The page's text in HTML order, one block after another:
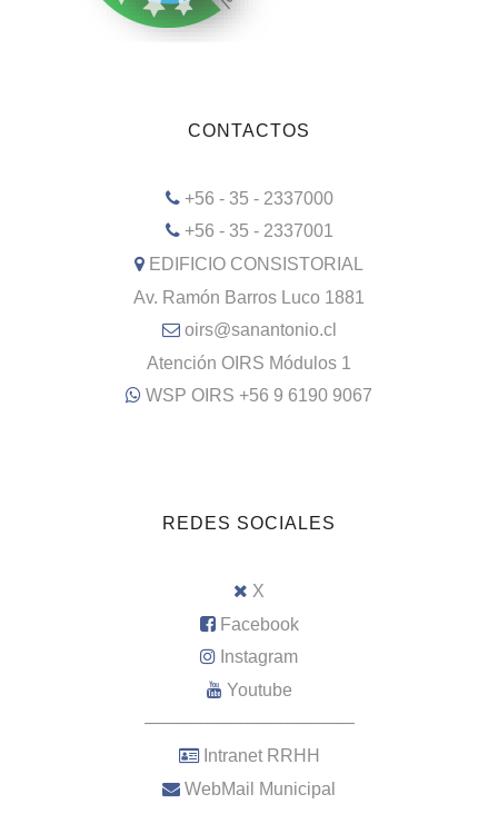
CONTACTOS
+56 - 35 - 2337000
+56 - 35 - 2337001
EDIFICIO CONSISTORIAL
Av. Ramón Barros Luco 1881
oirs@sanantonio.cl
Atención OIRS Módulos 1
WSP OIRS +56 9 6190 9067
REDES SOCIALES
X
Facebook
Instagram
Youtube
–––––––––––––––––––––
Intranet RRHH
WebMail Municipal